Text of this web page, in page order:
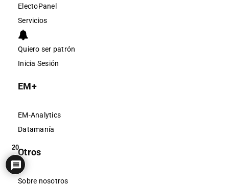
ElectoPanel
Servicios
Quiero ser patrón
Inicia Sesión
EM+
EM-Analytics
Datamanía
Otros
Sobre nosotros
20